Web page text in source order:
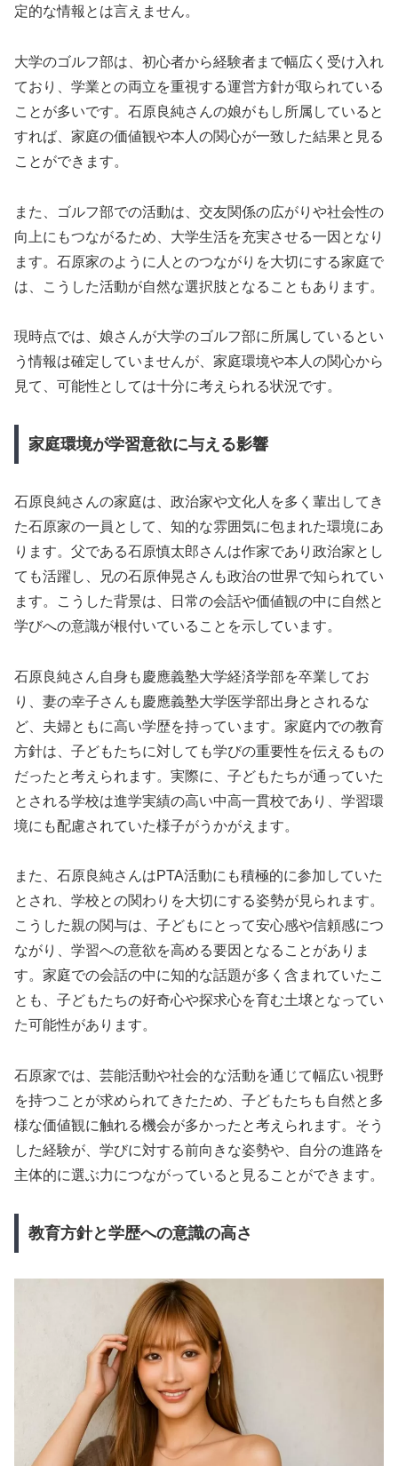
定的な情報とは言えません。
大学のゴルフ部は、初心者から経験者まで幅広く受け入れ
ており、学業との両立を重視する運営方針が取られている
ことが多いです。石原良純さんの娘がもし所属していると
すれば、家庭の価値観や本人の関心が一致した結果と見る
ことができます。
また、ゴルフ部での活動は、交友関係の広がりや社会性の
向上にもつながるため、大学生活を充実させる一因となり
ます。石原家のように人とのつながりを大切にする家庭で
は、こうした活動が自然な選択肢となることもあります。
現時点では、娘さんが大学のゴルフ部に所属しているとい
う情報は確定していませんが、家庭環境や本人の関心から
見て、可能性としては十分に考えられる状況です。
家庭環境が学習意欲に与える影響
石原良純さんの家庭は、政治家や文化人を多く輩出してき
た石原家の一員として、知的な雰囲気に包まれた環境にあ
ります。父である石原慎太郎さんは作家であり政治家とし
ても活躍し、兄の石原伸晃さんも政治の世界で知られてい
ます。こうした背景は、日常の会話や価値観の中に自然と
学びへの意識が根付いていることを示しています。
石原良純さん自身も慶應義塾大学経済学部を卒業してお
り、妻の幸子さんも慶應義塾大学医学部出身とされるな
ど、夫婦ともに高い学歴を持っています。家庭内での教育
方針は、子どもたちに対しても学びの重要性を伝えるもの
だったと考えられます。実際に、子どもたちが通っていた
とされる学校は進学実績の高い中高一貫校であり、学習環
境にも配慮されていた様子がうかがえます。
また、石原良純さんはPTA活動にも積極的に参加していた
とされ、学校との関わりを大切にする姿勢が見られます。
こうした親の関与は、子どもにとって安心感や信頼感につ
ながり、学習への意欲を高める要因となることがありま
す。家庭での会話の中に知的な話題が多く含まれていたこ
とも、子どもたちの好奇心や探求心を育む土壌となってい
た可能性があります。
石原家では、芸能活動や社会的な活動を通じて幅広い視野
を持つことが求められてきたため、子どもたちも自然と多
様な価値観に触れる機会が多かったと考えられます。そう
した経験が、学びに対する前向きな姿勢や、自分の進路を
主体的に選ぶ力につながっていると見ることができます。
教育方針と学歴への意識の高さ